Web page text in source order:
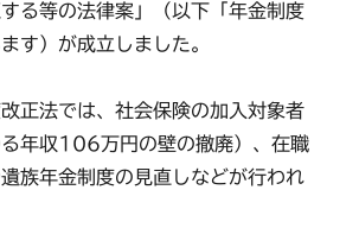
る等の法律案」（以下「年金制度
す）が成立しました。
正法では、社会保険の加入対象者
年収106万円の壁の撤廃）、在職
族年金制度の見直しなどが行われ